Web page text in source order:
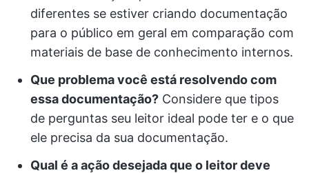
diferentes se estiver criando documentação
para o público em geral em comparação com
materiais de base de conhecimento internos.
Que problema você está resolvendo com
essa documentação? Considere que tipos
de perguntas seu leitor ideal pode ter e o que
ele precisa da sua documentação.
Qual é a ação desejada que o leitor deve